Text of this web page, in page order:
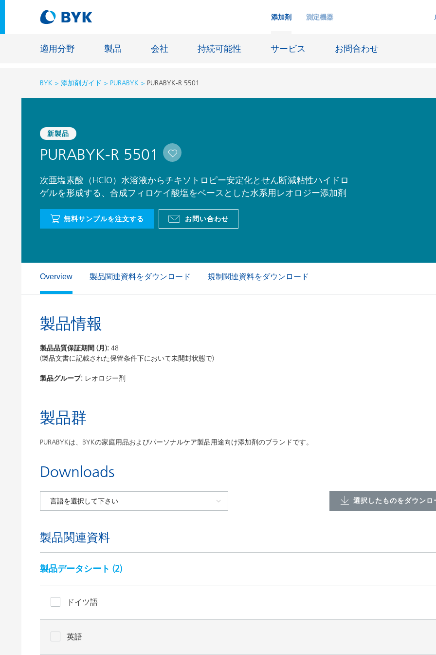
添加剤 測定機器
適用分野 製品 会社 持続可能性 サービス お問合わせ
適用分野別の推奨製品
接着剤およびシーリング材
建築塗料
自動車・車両用塗料
自動車補修塗料
缶コーティング
粘土（活性白土）触媒
鋳造および耐火
一般工業用塗料
ホームケアおよび業務・工業用洗浄剤
オイル&ガス分野
BYK 添加剤ガイド PURABYK PURABYK-R 5501
新製品
PURABYK-R 5501
次亜塩素酸（HClO）水溶液からチキソトロピー安定化とせん断減粘性ハイドロ
ゲルを形成する、合成フィロケイ酸塩をベースとした水系用レオロジー添加剤
無料サンプルを注文する お問い合わせ
Overview 製品関連資料をダウンロード 規制関連資料をダウンロード
製品情報
製品品質保証期間 (月): 48
(製品文書に記載された保管条件下において未開封状態で)
製品グループ: レオロジー剤
製品群
PURABYKは、BYKの家庭用品およびパーソナルケア製品用途向け添加剤のブランドです。
Downloads
選択したものをダウンロ
製品関連資料
製品データシート (2)
ドイツ語
英語